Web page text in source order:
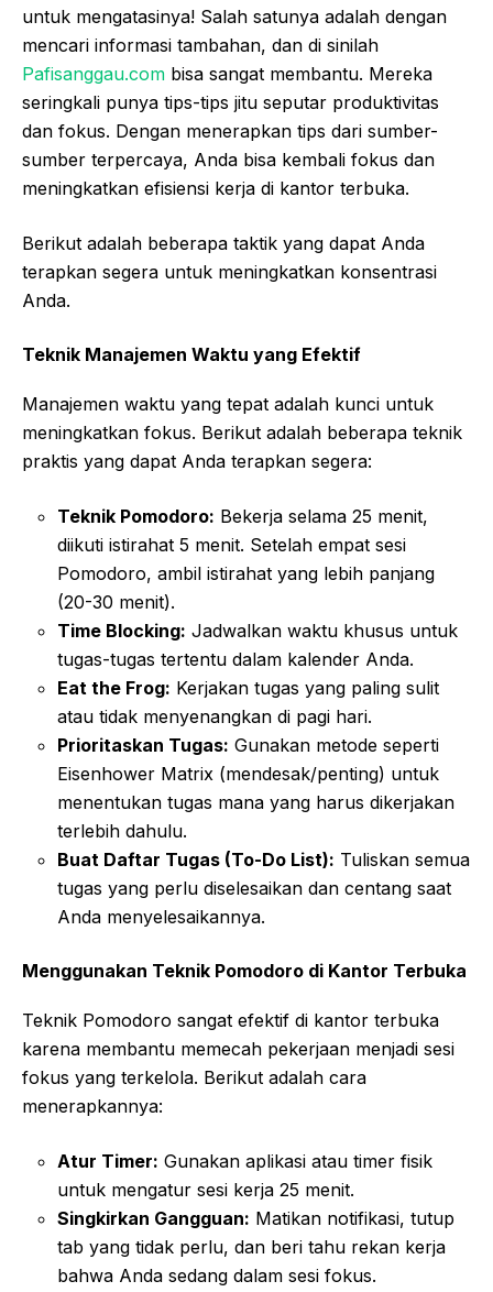
untuk mengatasinya! Salah satunya adalah dengan
mencari informasi tambahan, dan di sinilah
Pafisanggau.com bisa sangat membantu. Mereka
seringkali punya tips-tips jitu seputar produktivitas
dan fokus. Dengan menerapkan tips dari sumber-
sumber terpercaya, Anda bisa kembali fokus dan
meningkatkan efisiensi kerja di kantor terbuka.
Berikut adalah beberapa taktik yang dapat Anda
terapkan segera untuk meningkatkan konsentrasi
Anda.
Teknik Manajemen Waktu yang Efektif
Manajemen waktu yang tepat adalah kunci untuk
meningkatkan fokus. Berikut adalah beberapa teknik
praktis yang dapat Anda terapkan segera:
Teknik Pomodoro: Bekerja selama 25 menit,
diikuti istirahat 5 menit. Setelah empat sesi
Pomodoro, ambil istirahat yang lebih panjang
(20-30 menit).
Time Blocking: Jadwalkan waktu khusus untuk
tugas-tugas tertentu dalam kalender Anda.
Eat the Frog: Kerjakan tugas yang paling sulit
atau tidak menyenangkan di pagi hari.
Prioritaskan Tugas: Gunakan metode seperti
Eisenhower Matrix (mendesak/penting) untuk
menentukan tugas mana yang harus dikerjakan
terlebih dahulu.
Buat Daftar Tugas (To-Do List): Tuliskan semua
tugas yang perlu diselesaikan dan centang saat
Anda menyelesaikannya.
Menggunakan Teknik Pomodoro di Kantor Terbuka
Teknik Pomodoro sangat efektif di kantor terbuka
karena membantu memecah pekerjaan menjadi sesi
fokus yang terkelola. Berikut adalah cara
menerapkannya:
Atur Timer: Gunakan aplikasi atau timer fisik
untuk mengatur sesi kerja 25 menit.
Singkirkan Gangguan: Matikan notifikasi, tutup
tab yang tidak perlu, dan beri tahu rekan kerja
bahwa Anda sedang dalam sesi fokus.